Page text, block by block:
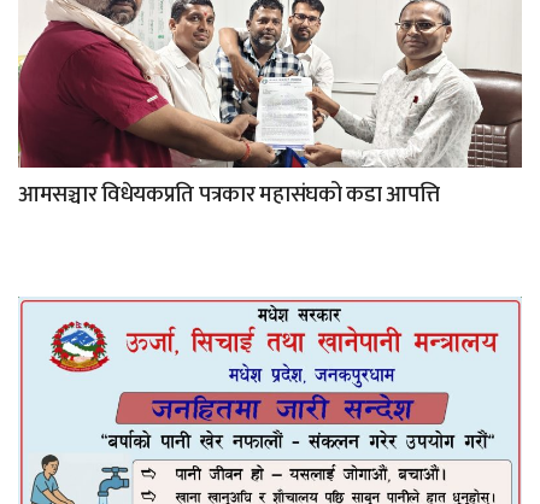
आमसञ्चार विधेयकप्रति पत्रकार महासंघको कडा आपत्ति